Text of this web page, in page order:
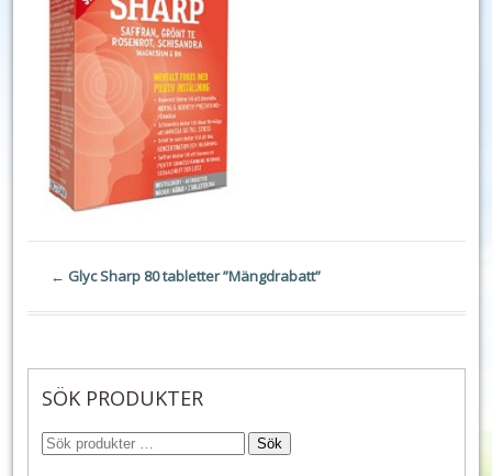
← Glyc Sharp 80 tabletter ”Mängdrabatt”
SÖK PRODUKTER
Sök